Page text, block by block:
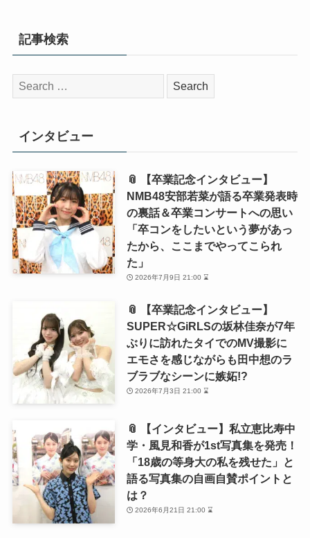
記事検索
検
索:
インタビュー
📎 【卒業記念インタビュー】
NMB48安部若菜が語る卒業発表時
の裏話＆卒業コンサートへの思い
「卒コンをしたいという夢があっ
たから、ここまでやってこられ
た」
2026年7月9日 21:00 ⌛
📎 【卒業記念インタビュー】
SUPER☆GiRLSの坂林佳奈が7年
ぶりに訪れたタイでのMV撮影に
エモさを感じながらも田中想のラ
ブラブなシーンに嫉妬!?
2026年7月3日 21:00 ⌛
📎 【インタビュー】私立恵比寿中
学・風見和香が1st写真集を発売！
「18歳の等身大の私を残せた」と
語る写真集の自画自賛ポイントと
は？
2026年6月21日 21:00 ⌛